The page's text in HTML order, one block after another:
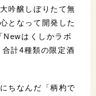
吟醸しぼりたて無
となって開発した
Newはくしかラボ
計4種類の限定酒
ちなんだ「柄杓で